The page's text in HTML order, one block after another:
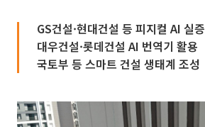
GS건설·현대건설 등 피지컬 AI 실증
대우건설·롯데건설 AI 번역기 활용
국토부 등 스마트 건설 생태계 조성